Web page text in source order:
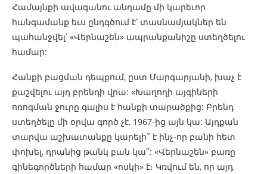
Համայնքի ավագանու անդամը մի կարեւոր
հանգամանք եւս ընդգծում է՝ տասնամյակներ են
պահանջվել՝ «Վերնաշեն» ապրանքանիշը ստեղծելու
համար:
Հանքի բացման դեպքում, ըստ Մարգարյանի, խաչ է
քաշվելու այդ բրենդի վրա: «Խաղողի այգիների
ոռոգման ջուրը գալիս է հանքի տարածքից: Բրենդ
ստեղծելը մի օրվա գործ չէ, 1967-ից այն կա: Այդքան
տարվա աշխատանքը կարելի՞ է ինչ-որ բանի հետ
փոխել, դրանից թանկ բան կա՞: «Վերնաշեն» բառը
գինեգործների համար «ոսկի» է։ Կռվում են, որ այդ